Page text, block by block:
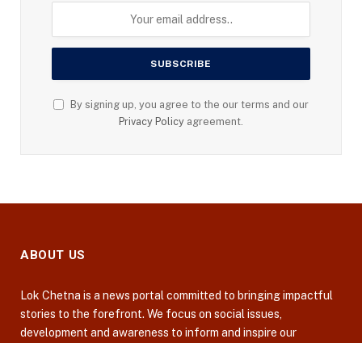
By signing up, you agree to the our terms and our
Privacy Policy agreement.
ABOUT US
Lok Chetna is a news portal committed to bringing impactful
stories to the forefront. We focus on social issues,
development and awareness to inform and inspire our